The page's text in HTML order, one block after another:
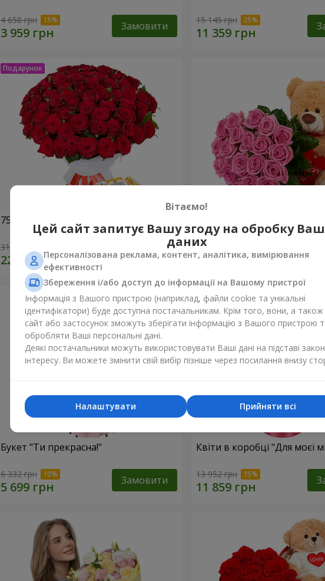
4 658 грн Замовити 15 145 грн
75 червоних троянд
31 656 грн Замовити 9 011 грн
Букет "Ти прекрасна!"
6 332 грн Замовити
Квіти в коробці "Для моєї
13 952 грн
Вітаємо!
Цей сайт запитує Вашу згоду на обробку
даних
Персоналізована реклама, контент, аналітика, вимірювання
ефективності
Збереження і/або доступ до інформації на Вашому пристрої
Інформація з Вашого пристрою (наприклад, файли cookie та унікальні
ідентифікатори) буде доступна постачальникам. Крім того, вони, а також
сайт або застосунок зможуть зберігати інформацію з Вашого пристрою
обробляти Ваші персональні дані.
Деякі постачальники можуть використовувати Ваші дані на підставі
інтересу. Ви можете змінити свій вибір пізніше через посилання внизу
Прийняти всі
Налаштувати